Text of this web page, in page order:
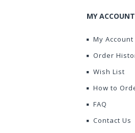
MY
My Account
Order
Wish List
How to
FAQ
Contact Us